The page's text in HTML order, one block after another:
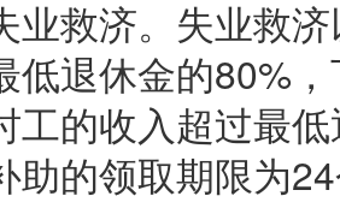
业救济。失业救
低退休金的80%
工的收入超过最
助的领取期限为